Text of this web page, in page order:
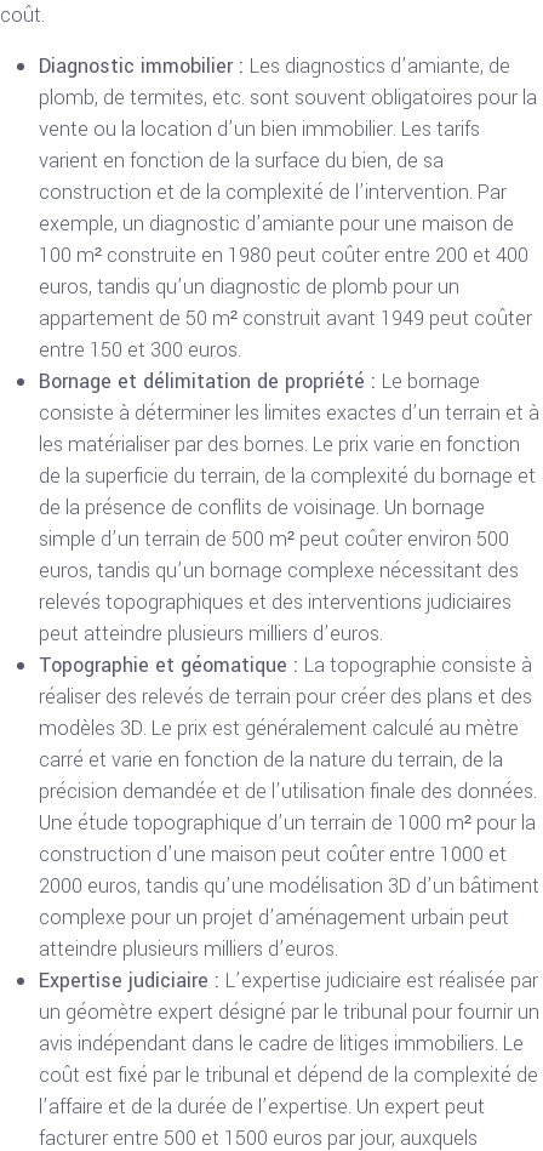
coût.
Diagnostic immobilier : Les diagnostics d’amiante, de
plomb, de termites, etc. sont souvent obligatoires pour la
vente ou la location d’un bien immobilier. Les tarifs
varient en fonction de la surface du bien, de sa
construction et de la complexité de l’intervention. Par
exemple, un diagnostic d’amiante pour une maison de
100 m² construite en 1980 peut coûter entre 200 et 400
euros, tandis qu’un diagnostic de plomb pour un
appartement de 50 m² construit avant 1949 peut coûter
entre 150 et 300 euros.
Bornage et délimitation de propriété : Le bornage
consiste à déterminer les limites exactes d’un terrain et à
les matérialiser par des bornes. Le prix varie en fonction
de la superficie du terrain, de la complexité du bornage et
de la présence de conflits de voisinage. Un bornage
simple d’un terrain de 500 m² peut coûter environ 500
euros, tandis qu’un bornage complexe nécessitant des
relevés topographiques et des interventions judiciaires
peut atteindre plusieurs milliers d’euros.
Topographie et géomatique : La topographie consiste à
réaliser des relevés de terrain pour créer des plans et des
modèles 3D. Le prix est généralement calculé au mètre
carré et varie en fonction de la nature du terrain, de la
précision demandée et de l’utilisation finale des données.
Une étude topographique d’un terrain de 1000 m² pour la
construction d’une maison peut coûter entre 1000 et
2000 euros, tandis qu’une modélisation 3D d’un bâtiment
complexe pour un projet d’aménagement urbain peut
atteindre plusieurs milliers d’euros.
Expertise judiciaire : L’expertise judiciaire est réalisée par
un géomètre expert désigné par le tribunal pour fournir un
avis indépendant dans le cadre de litiges immobiliers. Le
coût est fixé par le tribunal et dépend de la complexité de
l’affaire et de la durée de l’expertise. Un expert peut
facturer entre 500 et 1500 euros par jour, auxquels